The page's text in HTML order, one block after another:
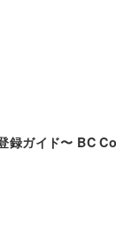
録ガイド〜 BC